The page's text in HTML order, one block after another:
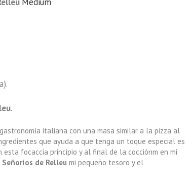
Medium
.
italiana con una masa similar a la pizza al
que ayuda a que tenga un toque especial es
focaccia principio y al final de la cocciónm en mi
Señoríos de Relleu mi pequeño tesoro y el